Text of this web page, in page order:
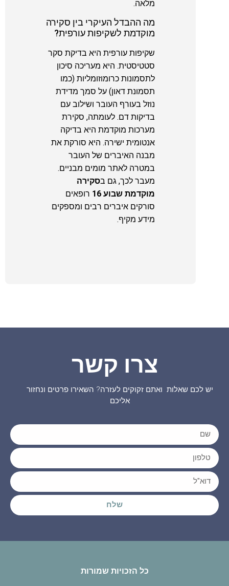
מלאה.
מה ההבדל העיקרי בין סקירה
מוקדמת לשקיפות עורפית?
שקיפות עורפית היא בדיקת סקר
סטטיסטית. היא מעריכה סיכון
לתסמונות כרומוזומליות (כמו
תסמונת דאון) על סמך מדידת
נוזל בעורף העובר ושילוב עם
בדיקות דם. לעומתה, סקירת
מערכות מוקדמת היא בדיקה
אנטומית ישירה. היא סורקת את
מבנה האיברים של העובר
במטרה לאתר מומים מבניים.
מעבר לכך, גם בסקירה
מוקדמת שבוע 16
רופאים
סורקים איברים רבים ומספקים
מידע מקיף.
צרו קשר
יש לכם שאלות ואתם זקוקים לעזרה? השאירו פרטים ונחזור
אליכם
שלח
כל הזכויות שמורות